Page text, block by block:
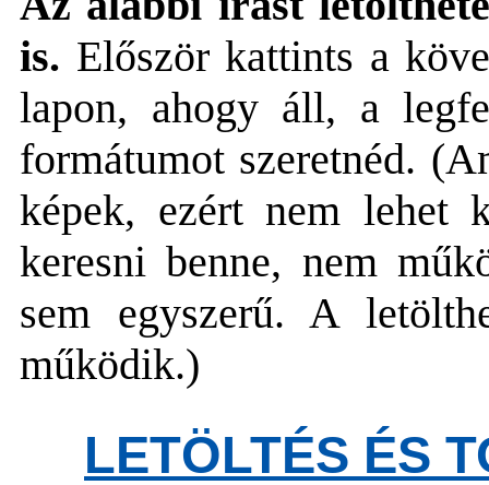
is. Először kattints a
lapon, ahogy áll, a
formátumot szeretnéd.
képek, ezért nem lehet
keresni benne, nem
sem egyszerű. A
működik.)
LETÖLTÉS ÉS